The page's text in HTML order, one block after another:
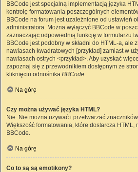
BBCode jest specjalną implementacją języka
kontrolę formatowania poszczególnych
BBCode na forum jest uzależnione od ustawień
administratora. Można wyłączyć BBCode w
zaznaczając odpowiednią funkcję w formularzu
BBCode jest podobny w składni do HTML-a, ale
nawiasach kwadratowych [przykład] zamiast w
nawiasach ostrych <przykład>. Aby uzyskać
zapoznaj się z przewodnikiem dostępnym ze
kliknięciu odnośnika BBCode.
Na górę
Czy można używać języka HTML?
Nie. Nie można używać i przetwarzać
Większość formatowania, które dostarcza HTML,
BBCode.
Na górę
Co to są są emotikony?